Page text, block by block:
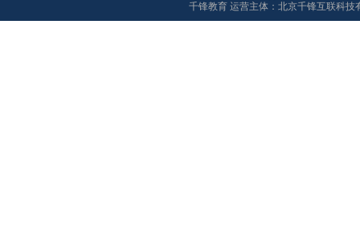
千锋教育 运营主体：北京千锋互联科